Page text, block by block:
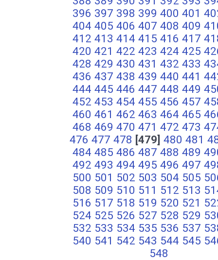
396 397 398 399 400 401
404 405 406 407 408 409
412 413 414 415 416 417
420 421 422 423 424 425
428 429 430 431 432 433
436 437 438 439 440 441
444 445 446 447 448 449
452 453 454 455 456 457
460 461 462 463 464 465
468 469 470 471 472 473
476 477 478 [479] 480 481
484 485 486 487 488 489
492 493 494 495 496 497
500 501 502 503 504 505
508 509 510 511 512 513
516 517 518 519 520 521
524 525 526 527 528 529
532 533 534 535 536 537
540 541 542 543 544 545
548